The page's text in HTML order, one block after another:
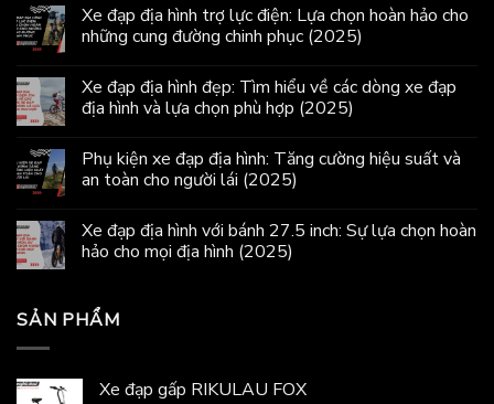
Xe đạp địa hình trợ lực điện: Lựa chọn hoàn hảo cho
những cung đường chinh phục (2025)
Xe đạp địa hình đẹp: Tìm hiểu về các dòng xe đạp
địa hình và lựa chọn phù hợp (2025)
Phụ kiện xe đạp địa hình: Tăng cường hiệu suất và
an toàn cho người lái (2025)
Xe đạp địa hình với bánh 27.5 inch: Sự lựa chọn hoàn
hảo cho mọi địa hình (2025)
SẢN PHẨM
Xe đạp gấp RIKULAU FOX